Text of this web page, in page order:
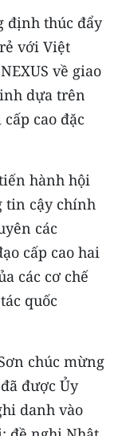
định thúc đẩy
với Việt
về giao
dựa trên
cao đặc
hành hội
tin cậy chính
các
cấp cao hai
các cơ chế
quốc
chúc mừng
được Ủy
danh vào